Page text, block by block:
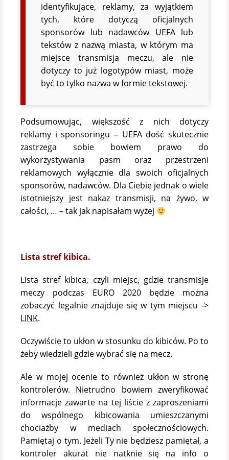
identyfikujące, reklamy, za wyjątkiem
tych, które dotyczą oficjalnych
sponsorów lub nadawców UEFA lub
tekstów z nazwą miasta, w którym ma
miejsce transmisja meczu, ale nie
dotyczy to już logotypów miast, może
być to tylko nazwa w formie tekstowej.
Podsumowując, większość z nich dotyczy
reklamy i sponsoringu – UEFA dość skutecznie
zastrzega sobie bowiem prawo do
wykorzystywania pasm oraz przestrzeni
reklamowych wyłącznie dla swoich oficjalnych
sponsorów, nadawców. Dla Ciebie jednak o wiele
istotniejszy jest nakaz transmisji, na żywo, w
całości, … – tak jak napisałam wyżej
Lista stref kibica.
Lista stref kibica, czyli miejsc, gdzie transmisje
meczy podczas EURO 2020 będzie można
zobaczyć legalnie znajduje się w tym miejscu ->
LINK.
Oczywiście to ukłon w stosunku do kibiców. Po to
żeby wiedzieli gdzie wybrać się na mecz.
Ale w mojej ocenie to również ukłon w stronę
kontrolerów. Nietrudno bowiem zweryfikować
informacje zawarte na tej liście z zaproszeniami
do wspólnego kibicowania umieszczanymi
chociażby w mediach społecznościowych.
Pamiętaj o tym. Jeżeli Ty nie będziesz pamiętał, a
kontroler akurat nie natknie się na info o